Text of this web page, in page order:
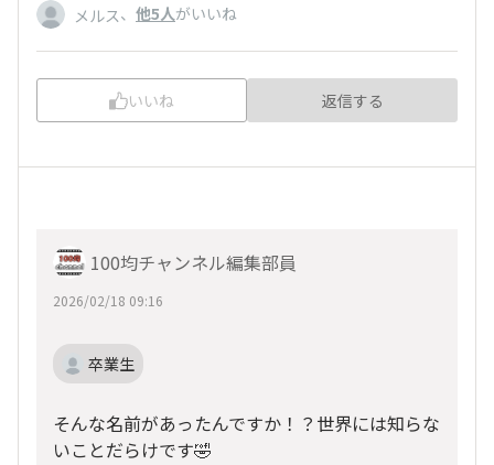
メルス、 他5人がいいね
いいね 返信する
100均チャンネル編集部員
2026/02/18 09:16
卒業生
そんな名前があったんですか！？世界には知らな
いことだらけです🤣